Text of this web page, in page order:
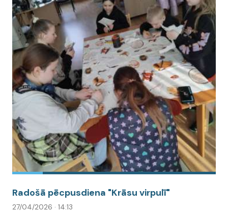
Radošā pēcpusdiena "Krāsu virpulī"
27/04/2026 · 14:13